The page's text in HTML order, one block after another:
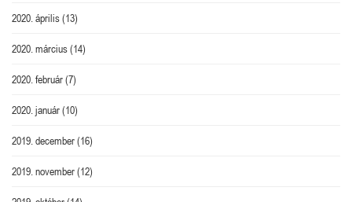
2020. április(13)
2020. március(14)
2020. február(7)
2020. január(10)
2019. december(16)
2019. november(12)